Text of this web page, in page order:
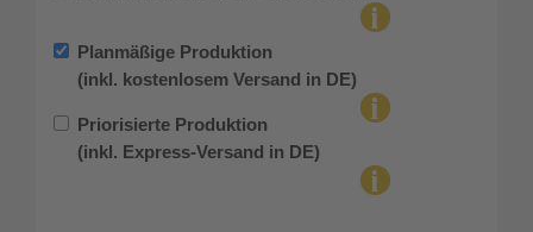
Planmäßige Produktion
(inkl. kostenlosem Versand in DE)
Priorisierte Produktion
(inkl. Express-Versand in DE)